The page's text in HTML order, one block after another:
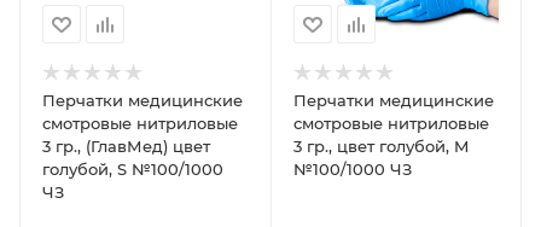
Перчатки медицинские
смотровые нитриловые
3 гр., (ГлавМед) цвет
голубой, S №100/1000
ЧЗ
Перчатки медицинские
смотровые нитриловые
3 гр., цвет голубой, M
№100/1000 ЧЗ